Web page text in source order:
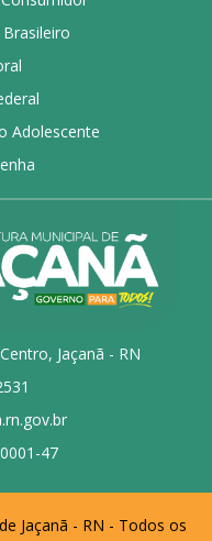
Adolescente
Jaçanã - RN
47
Jaçanã - RN - Todos os